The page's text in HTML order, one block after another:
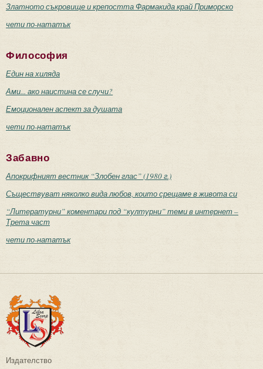
Златното съкровище и крепостта Фармакида край Приморско
чети по-нататък
Философия
Един на хиляда
Ами... ако наистина се случи?
Емоционален аспект за душата
чети по-нататък
Забавно
Апокрифният вестник “Злобен глас” (1980 г.)
Съществуват няколко вида любов, които срещаме в живота си
“Литературни” коментари под “културни” теми в интернет –
Трета част
чети по-нататък
Издателство